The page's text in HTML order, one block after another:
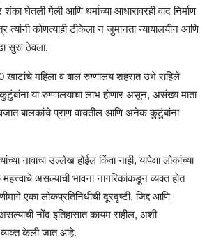
घेतली गेली आणि धर्माच्या आधारावरही वाद निर्माण
त्यांनी कोणत्याही टीकेला न जुमानता न्यायालयीन आणि
सुरू ठेवला.
महिला व बाल रुग्णालय शहरात उभे राहिले
या रुग्णालयाचा लाभ होणार असून, असंख्य माता
बालकांचे प्राण वाचतील आणि अनेक कुटुंबांना
नावाचा उल्लेख होईल किंवा नाही, यापेक्षा लोकांच्या
असल्याची भावना नागरिकांकडून व्यक्त होत
एका लोकप्रतिनिधीची दूरदृष्टी, जिद्द आणि
नोंद इतिहासात कायम राहील, अशी
व्यक्त केली जात आहे.